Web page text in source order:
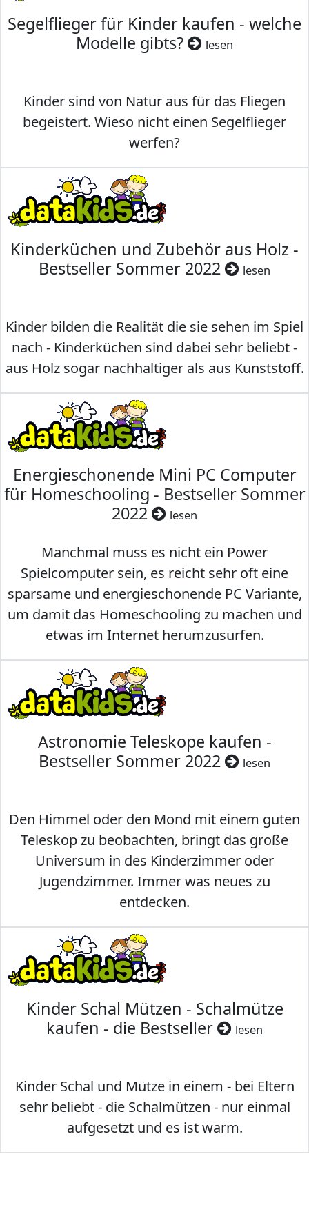
Segelflieger für Kinder kaufen - welche
Modelle gibts?
lesen
Kinder sind von Natur aus für das Fliegen
begeistert. Wieso nicht einen Segelflieger
werfen?
Kinderküchen und Zubehör aus Holz -
Bestseller Sommer 2022
lesen
Kinder bilden die Realität die sie sehen im Spiel
nach - Kinderküchen sind dabei sehr beliebt -
aus Holz sogar nachhaltiger als aus Kunststoff.
Energieschonende Mini PC Computer
für Homeschooling - Bestseller Sommer
2022
lesen
Manchmal muss es nicht ein Power
Spielcomputer sein, es reicht sehr oft eine
sparsame und energieschonende PC Variante,
um damit das Homeschooling zu machen und
etwas im Internet herumzusurfen.
Astronomie Teleskope kaufen -
Bestseller Sommer 2022
lesen
Den Himmel oder den Mond mit einem guten
Teleskop zu beobachten, bringt das große
Universum in des Kinderzimmer oder
Jugendzimmer. Immer was neues zu
entdecken.
Kinder Schal Mützen - Schalmütze
kaufen - die Bestseller
lesen
Kinder Schal und Mütze in einem - bei Eltern
sehr beliebt - die Schalmützen - nur einmal
aufgesetzt und es ist warm.